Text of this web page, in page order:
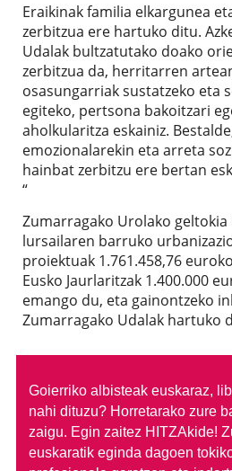
Eraikinak familia elkargunea
zerbitzua ere hartuko ditu.
Udalak bultzatutako doako
zerbitzua da, herritarren
osasungarriak sustatzeko eta
egiteko, pertsona bakoitzari
aholkularitza eskainiz.
emozionalarekin eta arreta
hainbat zerbitzu ere bertan
“
Zumarragako Urolako
lursailaren barruko
proiektuak 1.761.458,76
Eusko Jaurlaritzak 1.400.000
emango du, eta gainontzeko
Zumarragako Udalak hartuko
Goierriko albisteak euskaraz,
nahi dituzu? Horretarako zure
zaigu. Egin zaitez HITZAkide!
euskaratik eginda dagoen